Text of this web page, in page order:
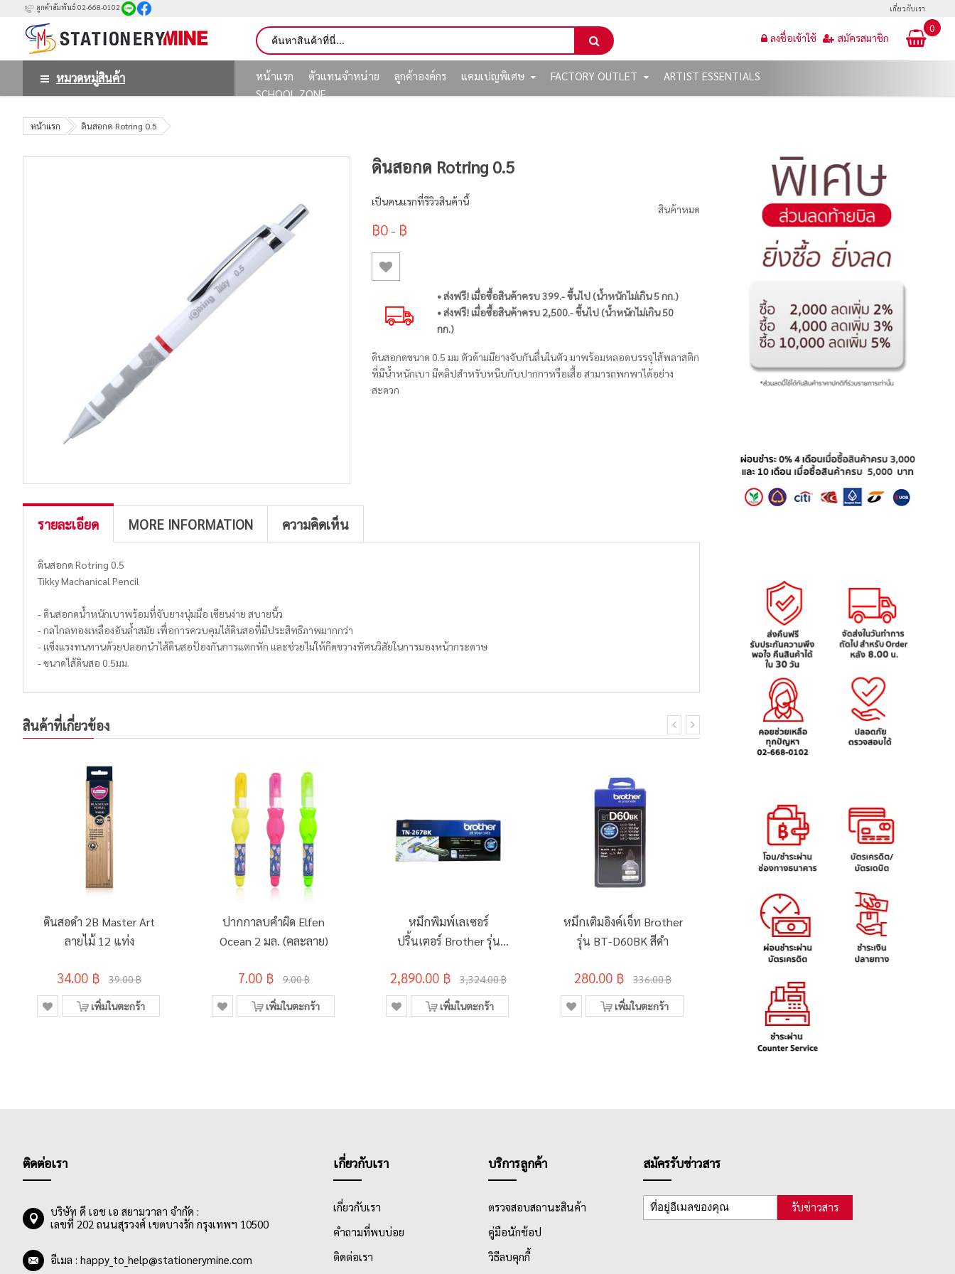
ลูกค้าสัมพันธ์ 02-668-0102 เกี่ยวกับเรา
0
ลงชื่อเข้าใช้ สมัครสมาชิก
หมวดหมู่สินค้า หน้าแรก ตัวแทนจำหน่าย ลูกค้าองค์กร แคมเปญพิเศษ FACTORY OUTLET
ARTIST ESSENTIALS
SCHOOL ZONE
หน้าแรก ดินสอกด Rotring 0.5
ดินสอกด Rotring 0.5
สินค้าหมด
เป็นคนแรกที่รีวิวสินค้านี้
฿0 - ฿
• ส่งฟรี! เมื่อซื้อสินค้าครบ 399.- ขึ้นไป (น้ำหนักไม่เกิน 5 กก.)
• ส่งฟรี! เมื่อซื้อสินค้าครบ 2,500.- ขึ้นไป (น้ำหนักไม่เกิน 50
กก.)
ดินสอกดขนาด 0.5 มม ตัวด้ามมียางจับกันลื่นในตัว มาพร้อมหลอดบรรจุไส้พลาสติก
ที่มีน้ำหนักเบา มีคลิปสำหรับหนีบกับปากกาหรือเสื้อ สามารถพกพาได้อย่าง
สะดวก
รายละเอียด MORE INFORMATION ความคิดเห็น
ดินสอกด Rotring 0.5
Tikky Machanical Pencil
- ดินสอกดน้ำหนักเบาพร้อมที่จับยางนุ่มมือ เขียนง่าย สบายนิ้ว
- กลไกลทองเหลืองอันล้ำสมัย เพื่อการควบคุมไส้ดินสอที่มีประสิทธิภาพมากกว่า
- แข็งแรงทนทานด้วยปลอกนำไส้ดินสอป้องกันการแตกหัก และช่วยไม่ให้กีดขวางทัศนวิสัยในการมองหน้ากระดาษ
- ขนาดไส้ดินสอ 0.5มม.
สินค้าที่เกี่ยวข้อง
ดินสอดำ 2B Master Art
ลายไม้ 12 แท่ง
34.00 ฿ 39.00 ฿
เพิ่มในตะกร้า
ปากกาลบคำผิด Elfen
Ocean 2 มล. (คละลาย)
7.00 ฿ 9.00 ฿
เพิ่มในตะกร้า
หมึกพิมพ์เลเซอร์
ปริ้นเตอร์ Brother รุ่น
2,890.00 ฿ 3,324.00 ฿
เพิ่มในตะกร้า
หมึกเติมอิงค์เจ็ท Brother
รุ่น BT-D60BK สีดำ
280.00 ฿ 336.00 ฿
เพิ่มในตะกร้า
ตลับหมึกอิงค์เจ็ท Brother
รุ่น LC-462M สีชมพูมา
เจนต้า
เพิ่มในตะกร้า
ติดต่อเรา
บริษัท ดี เอช เอ สยามวาลา จำกัด :
เลขที่ 202 ถนนสุรวงศ์ เขตบางรัก กรุงเทพฯ 10500
อีเมล : happy_to_help@stationerymine.com
เกี่ยวกับเรา
เกี่ยวกับเรา
คำถามที่พบบ่อย
ติดต่อเรา
บริการลูกค้า
ตรวจสอบสถานะสินค้า
คู่มือนักช้อป
วิธีลบคุกกี้
สมัครรับข่าวสาร
รับข่าวสาร